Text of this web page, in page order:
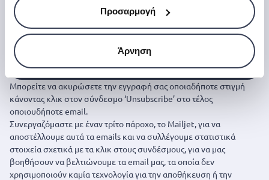
Προσαρμογή
Άρνηση
αποκλειστικές προσφορές, νέα προϊόντα και τα
τελευταία μας νέα, εγγραφείτε παρακάτω.
Εγγραφή
Μπορείτε να ακυρώσετε την εγγραφή σας οποιαδήποτε στιγμή
κάνοντας κλικ στον σύνδεσμο ‘Unsubscribe’ στο τέλος
οποιουδήποτε email.
Συνεργαζόμαστε με έναν τρίτο πάροχο, το Mailjet, για να
αποστέλλουμε αυτά τα emails και να συλλέγουμε στατιστικά
στοιχεία σχετικά με τα κλικ στους συνδέσμους, για να μας
βοηθήσουν να βελτιώνουμε τα email μας, τα οποία δεν
χρησιμοποιούν καμία τεχνολογία για την αποθήκευση ή την